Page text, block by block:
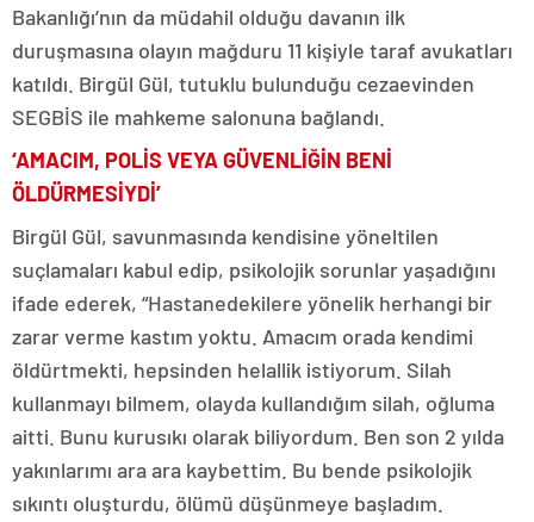
Bakanlığı’nın da müdahil olduğu davanın ilk
duruşmasına olayın mağduru 11 kişiyle taraf avukatları
katıldı. Birgül Gül, tutuklu bulunduğu cezaevinden
SEGBİS ile mahkeme salonuna bağlandı.
‘AMACIM, POLİS VEYA GÜVENLİĞİN BENİ
ÖLDÜRMESİYDİ’
Birgül Gül, savunmasında kendisine yöneltilen
suçlamaları kabul edip, psikolojik sorunlar yaşadığını
ifade ederek, “Hastanedekilere yönelik herhangi bir
zarar verme kastım yoktu. Amacım orada kendimi
öldürtmekti, hepsinden helallik istiyorum. Silah
kullanmayı bilmem, olayda kullandığım silah, oğluma
aitti. Bunu kurusıkı olarak biliyordum. Ben son 2 yılda
yakınlarımı ara ara kaybettim. Bu bende psikolojik
sıkıntı oluşturdu, ölümü düşünmeye başladım.